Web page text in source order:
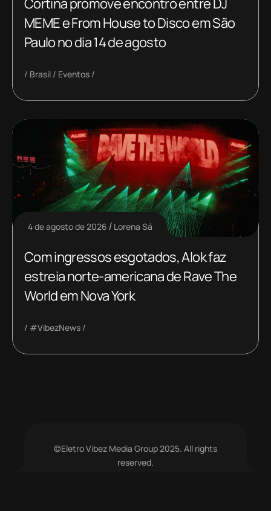
Cortina promove encontro entre DJ
MEME e From House to Disco em São
Paulo no dia 14 de agosto
Brasil Eventos
4 de agosto de 2026 Lorena Sá
Com ingressos esgotados, Alok faz
estreia norte-americana de Rave The
World em Nova York
#VibezNews
©Eletro Vibez Media Group 2025. All rights
reserved.